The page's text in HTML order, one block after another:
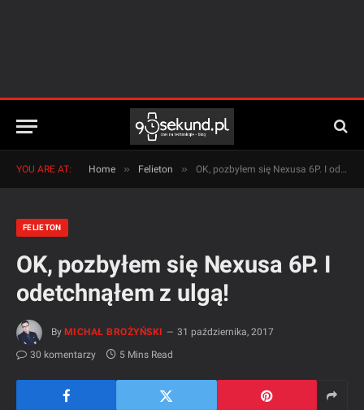
YOU ARE AT: Home » Felieton » OK, pozbyłem się Nexusa 6P. I odetchnąłem z ulgą!
FELIETON
OK, pozbyłem się Nexusa 6P. I
odetchnąłem z ulgą!
By MICHAŁ BROŻYŃSKI
31 października, 2017
30 komentarzy
5 Mins Read